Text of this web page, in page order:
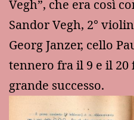
Vegh”, che era così
Sandor Vegh, 2°
Georg Janzer, cello
tennero fra il 9 e il
grande successo.